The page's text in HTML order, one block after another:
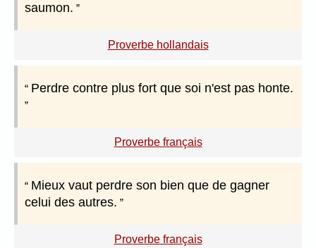
saumon.
Proverbe hollandais
Perdre contre plus fort que soi n'est pas honte.
Proverbe français
Mieux vaut perdre son bien que de gagner
celui des autres.
Proverbe français